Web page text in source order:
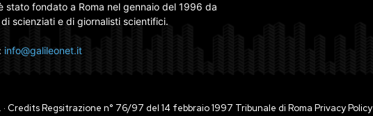
stato fondato a Roma nel gennaio del 1996 da
scienziati e di giornalisti scientifici.
info@galileonet.it
Credits Regsitrazione n° 76/97 del 14 febbraio 1997 Tribunale di Roma Privacy Policy